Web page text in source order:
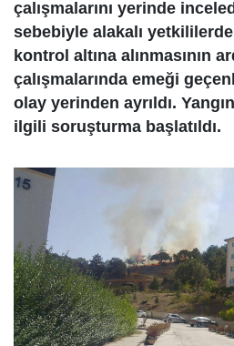
çalışmalarını yerinde
sebebiyle alakalı
kontrol altına alınmasının
çalışmalarında emeği
olay yerinden ayrıldı.
ilgili soruşturma başlatıldı.